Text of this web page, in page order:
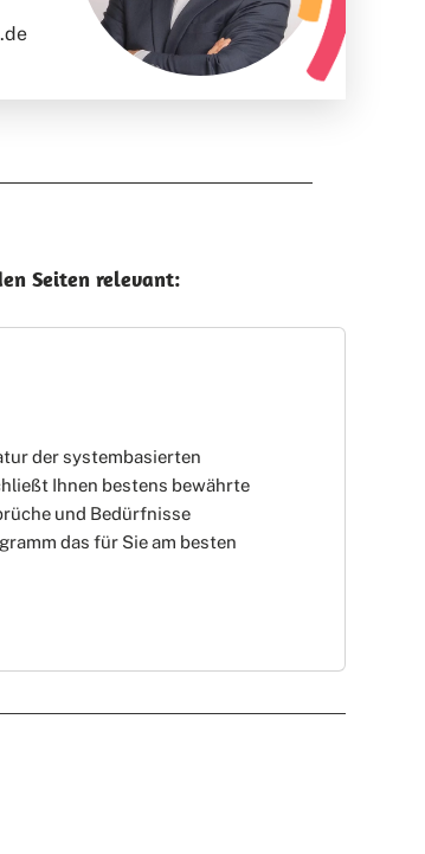
Seiten relevant:
der systembasierten
Ihnen bestens bewährte
und Bedürfnisse
das für Sie am besten